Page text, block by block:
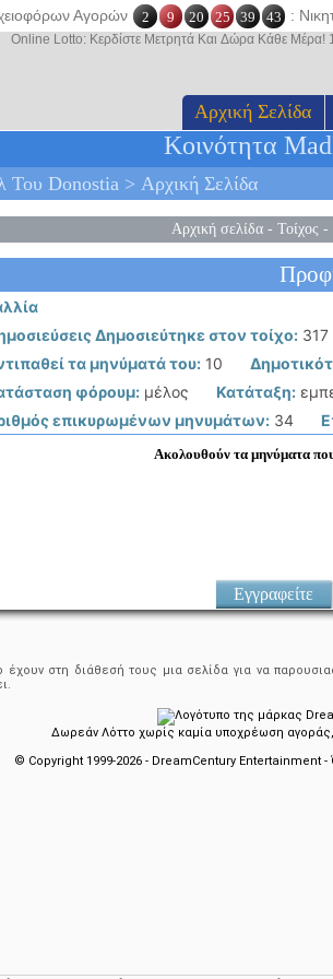
Αρχική Σελίδα
Αγορών 2 9 20 25 39 43 :
Online Lotto: Κερδίστε Μετρητά Και Δώρα Κάθε
Κοινότητα
Του Donostia > Αρχική Σελίδα
Αρχική σελίδα - Τοίχος -
Δημοσιεύτηκε στον τοίχο:317
τα μηνύματά του:10
φόρουμ:μέλος Κατάταξη:
επικυρωμένων μηνυμάτων:34
Ακολουθούν τα μηνύματα
Εγγραφείτε
έχουν στη διάθεσή τους μια σελίδα για να
Δωρεάν Λόττο χωρίς καμία υποχρέωση
© Copyright 1999-2026 - DreamCentury Entertainment